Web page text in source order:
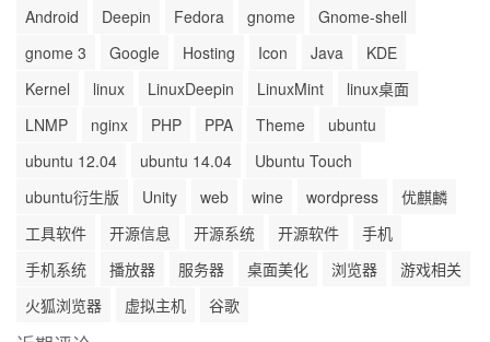
Android Deepin Fedora gnome
Gnome-shell
gnome 3
Google Hosting Icon Java
KDE
Kernel
linux LinuxDeepin LinuxMint
linux桌面
LNMP
nginx PHP PPA Theme
ubuntu
ubuntu 12.04
ubuntu 14.04
Ubuntu Touch
ubuntu衍生版
Unity web wine wordpress
优麒麟
工具软件
开源信息 开源系统 开源软件
手机
手机系统
播放器 服务器 桌面美化 浏览器
游戏相关
火狐浏览器
虚拟主机 谷歌